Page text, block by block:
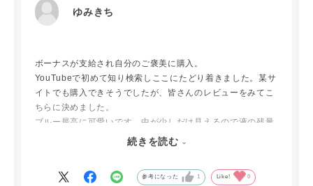
ゆみきち
ボーナスが支給され自分のご褒美に購入。
YouTubeで初めて知り検索しここにたどり着きました。某サ
イトでも購入できそうでしたが、皆さんのレビューをみてこ
ちらに決めました。
ブルー最高に可愛いです。中が少しだけ見えるので液の残量
再度他の商品を購入させていただく予定です。
続きを読む
参考になった 1 Like! 0